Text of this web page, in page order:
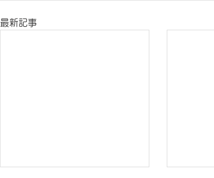
最新記事